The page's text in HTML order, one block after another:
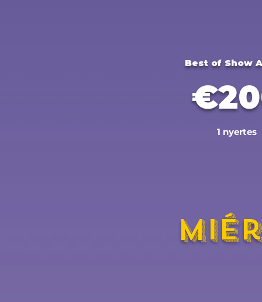
Best of Show
1 nyertes